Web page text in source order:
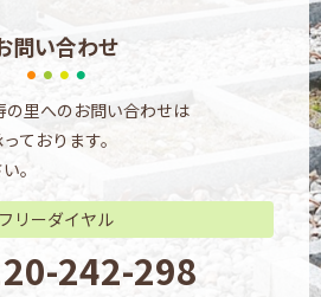
問い合わせ
の里へのお問い合わせは
ております。
。
フリーダイヤル
242-298